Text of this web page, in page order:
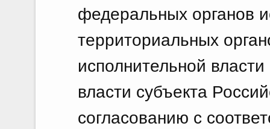
федеральных органов
территориальных
исполнительной
власти субъекта
согласованию с